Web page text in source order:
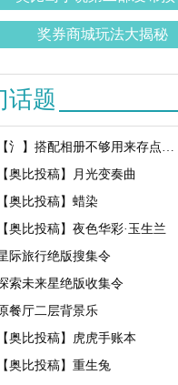
奖券商城玩法大揭秘
话题
【氵】搭配相册不够用来存点搭配
【奥比投稿】月光变奏曲
【奥比投稿】蜡染
【奥比投稿】夜色华彩·玉生兰
际旅行绝版搜集令
索未来星绝版收集令
餐厅二层背景乐
【奥比投稿】虎虎手账本
【奥比投稿】重生兔